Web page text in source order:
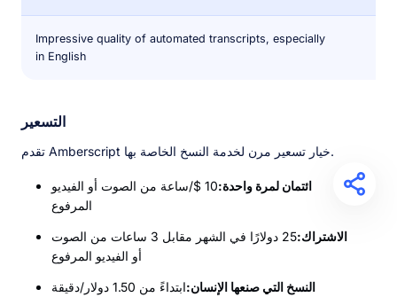
Impressive quality of automated transcripts, especially
in English
التسعير
تقدم Amberscript خيار تسعير مرن لخدمة النسخ الخاصة بها.
ائتمان لمرة واحدة:
10 $/ساعة من الصوت أو الفيديو
المرفوع
الاشتراك:
25 دولارًا في الشهر مقابل 3 ساعات من الصوت
أو الفيديو المرفوع
النسخ التي صنعها الإنسان:ابتداءً من 1.50 دولار/دقيقة